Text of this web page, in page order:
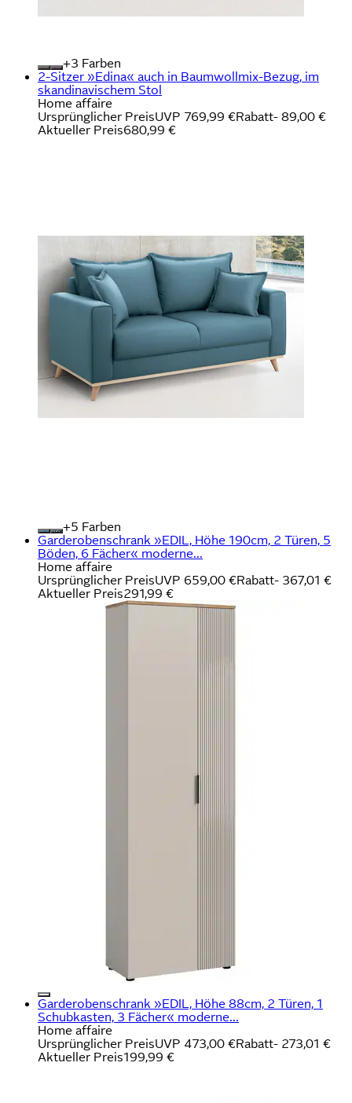
+
Farben
2-Sitzer »Edina« auch in Baumwollmix-Bezug, im
skandinavischem Stol
Home affaire
Ursprünglicher PreisUVP 769,99 €Rabatt- 89,00 €
Aktueller Preis680,99 €
+
Farben
Garderobenschrank »EDIL, Höhe 190cm, 2 Türen, 5
Böden, 6 Fächer« moderne...
Home affaire
Ursprünglicher PreisUVP 659,00 €Rabatt- 367,01 €
Aktueller Preis291,99 €
Garderobenschrank »EDIL, Höhe 88cm, 2 Türen, 1
Schubkasten, 3 Fächer« moderne...
Home affaire
Ursprünglicher PreisUVP 473,00 €Rabatt- 273,01 €
Aktueller Preis199,99 €